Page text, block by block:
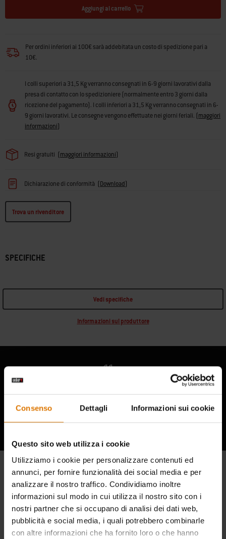
Consenso Dettagli Informazioni sui cookie
Questo sito web utilizza i cookie
Utilizziamo i cookie per personalizzare contenuti ed
annunci, per fornire funzionalità dei social media e per
analizzare il nostro traffico. Condividiamo inoltre
informazioni sul modo in cui utilizza il nostro sito con i
nostri partner che si occupano di analisi dei dati web,
pubblicità e social media, i quali potrebbero combinarle
con altre informazioni che ha fornito loro o che hanno
Aggiungi al carrello
Per ordini inferiori ai 100€ sarà addebitata un costo di spedizione pari a
10€.
I colli superiori a 31,5 Kg verranno consegnati in 6-9 giorni lavorativi dalla
presa di contatto con lo spedizioniere (normalmente entro 3 giorni dalla
ricezione del pagamento). I colli inferiori a 31,5 Kg verranno consegnati in 6-
9 giorni lavorativi. Le consegne vengono effettuate nei giorni feriali. (maggiori
informazioni)
Resi gratuiti (maggiori informazioni)
Dichiarazione di conformità (Download)
Trova un rivenditore
SPECIFICHE
Vedi specifiche
Informazioni sul produttore
Ascolta cosa hanno da dire gli altri
appassionati di barbecue